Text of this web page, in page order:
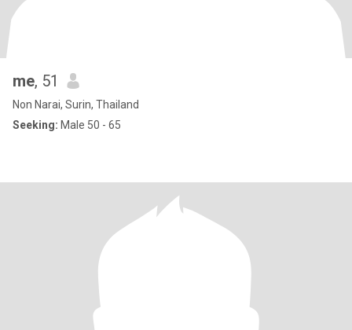
me, 51
Non Narai, Surin, Thailand
Seeking: Male 50 - 65